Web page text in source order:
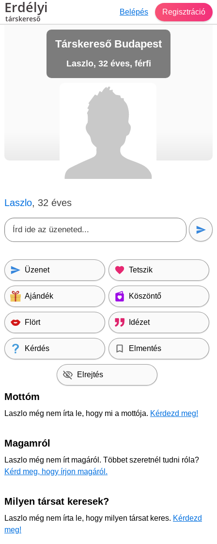
Erdélyi
társkereső
Belépés Regisztráció
Társkereső Budapest
Laszlo, 32 éves, férfi
Laszlo, 32 éves
Üzenet Tetszik
Ajándék Köszöntő
Flört Idézet
Kérdés Elmentés
Elrejtés
Mottóm
Laszlo még nem írta le, hogy mi a mottója. Kérdezd meg!
Magamról
Laszlo még nem írt magáról. Többet szeretnél tudni róla?
Kérd meg, hogy írjon magáról.
Milyen társat keresek?
Laszlo még nem írta le, hogy milyen társat keres. Kérdezd
meg!